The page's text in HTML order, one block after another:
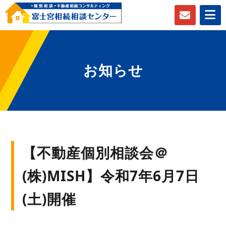
お知らせ
【不動産個別相談会＠
(株)MISH】令和7年6月7日
(土)開催